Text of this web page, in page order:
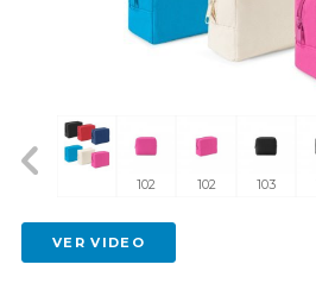
102 102 103
VER VIDEO